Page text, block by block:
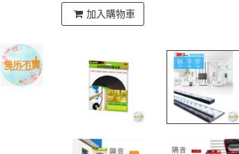
加入購物車